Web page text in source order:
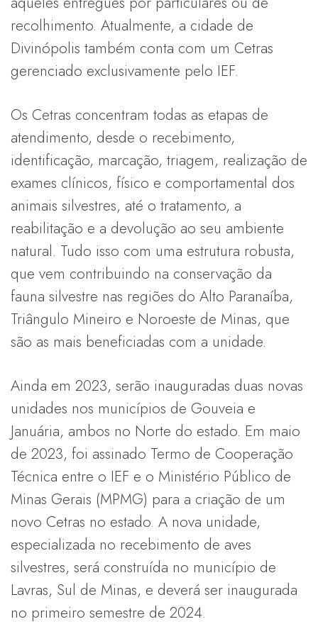
recolhimento. Atualmente, a cidade de
Divinópolis também conta com um Cetras
gerenciado exclusivamente pelo IEF.
Os Cetras concentram todas as etapas de
atendimento, desde o recebimento,
identificação, marcação, triagem, realização de
exames clínicos, físico e comportamental dos
animais silvestres, até o tratamento, a
reabilitação e a devolução ao seu ambiente
natural. Tudo isso com uma estrutura robusta,
que vem contribuindo na conservação da
fauna silvestre nas regiões do Alto Paranaíba,
Triângulo Mineiro e Noroeste de Minas, que
são as mais beneficiadas com a unidade.
Ainda em 2023, serão inauguradas duas novas
unidades nos municípios de Gouveia e
Januária, ambos no Norte do estado. Em maio
de 2023, foi assinado Termo de Cooperação
Técnica entre o IEF e o Ministério Público de
Minas Gerais (MPMG) para a criação de um
novo Cetras no estado. A nova unidade,
especializada no recebimento de aves
silvestres, será construída no município de
Lavras, Sul de Minas, e deverá ser inaugurada
no primeiro semestre de 2024.